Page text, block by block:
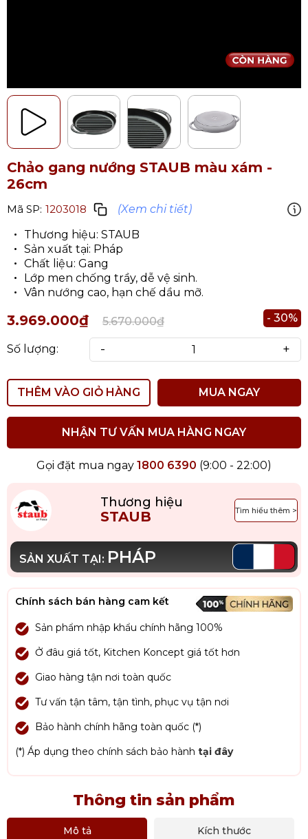
Chảo gang nướng STAUB màu xám -
26cm
Mã SP: 1203018
(Xem chi tiết)
Thương hiệu: STAUB
Sản xuất tại: Pháp
Chất liệu: Gang
Lớp men chống trầy, dễ vệ sinh.
Vân nướng cao, hạn chế dầu mỡ.
3.969.000₫ 5.670.000₫ - 30%
Số lượng: - +
THÊM VÀO GIỎ HÀNG MUA NGAY
NHẬN TƯ VẤN MUA HÀNG NGAY
Gọi đặt mua ngay 1800 6390 (9:00 - 22:00)
Thương hiệu
STAUB Tìm hiểu thêm >
SẢN XUẤT TẠI: PHÁP
Chính sách bán hàng cam kết
Sản phẩm nhập khẩu chính hãng 100%
Ở đâu giá tốt, Kitchen Koncept giá tốt hơn
Giao hàng tận nơi toàn quốc
Tư vấn tận tâm, tận tình, phục vụ tận nơi
Bảo hành chính hãng toàn quốc (*)
(*) Áp dụng theo chính sách bảo hành tại đây
Thông tin sản phẩm
Mô tả Kích thước